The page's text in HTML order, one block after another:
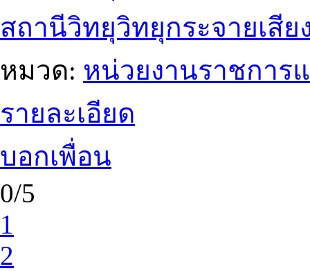
สถานีวิทยุวิทยุกระจายเสีย
หมวด: หน่วยงานราชการ
รายละเอียด
บอกเพื่อน
0/5
1
2